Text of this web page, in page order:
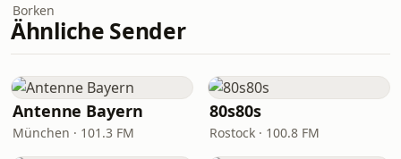
Borken
Ähnliche Sender
Antenne Bayern
München · 101.3 FM
80s80s
Rostock · 100.8 FM